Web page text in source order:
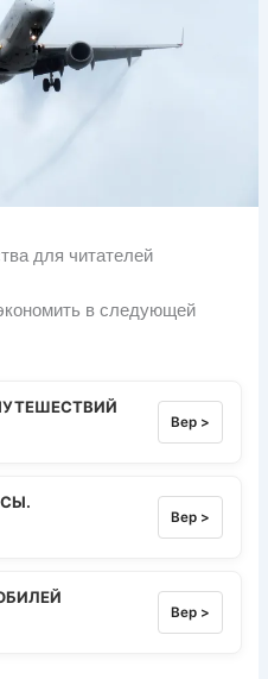
для читателей
в следующей
Вер >
Вер >
Вер >